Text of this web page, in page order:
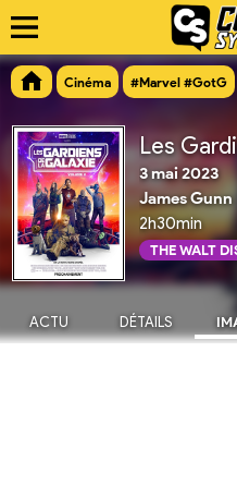
Cinéma #Marvel #GotG
Les
3 mai 2023
James Gunn
2h30min
THE WALT
ACTU DÉTAILS